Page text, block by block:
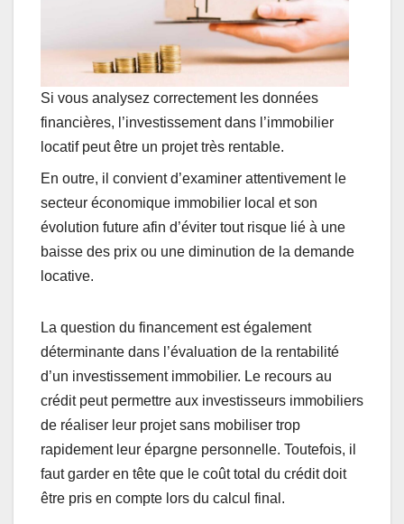
Si vous analysez correctement les données
financières, l’investissement dans l’immobilier
locatif peut être un projet très rentable.
En outre, il convient d’examiner attentivement le
secteur économique immobilier local et son
évolution future afin d’éviter tout risque lié à une
baisse des prix ou une diminution de la demande
locative.
La question du financement est également
déterminante dans l’évaluation de la rentabilité
d’un investissement immobilier. Le recours au
crédit peut permettre aux investisseurs immobiliers
de réaliser leur projet sans mobiliser trop
rapidement leur épargne personnelle. Toutefois, il
faut garder en tête que le coût total du crédit doit
être pris en compte lors du calcul final.